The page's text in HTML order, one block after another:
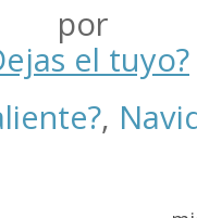
por
el tuyo?
,